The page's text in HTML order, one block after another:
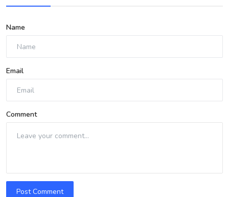
Name
Email
Comment
Post Comment